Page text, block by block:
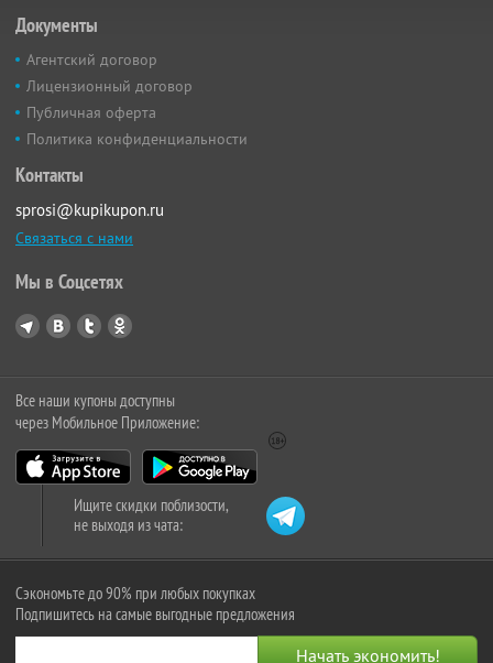
Документы
Агентский договор
Лицензионный договор
Публичная оферта
Политика конфиденциальности
Контакты
sprosi@kupikupon.ru
Связаться с нами
Мы в Соцсетях
Все наши купоны доступны
через Мобильное Приложение:
Ищите скидки поблизости,
не выходя из чата:
Сэкономьте до 90% при любых покупках
Подпишитесь на самые выгодные предложения